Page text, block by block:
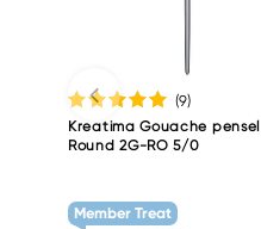
(9)
Kreatima Gouache pensel
Round 2G-RO 5/0
Member Treat